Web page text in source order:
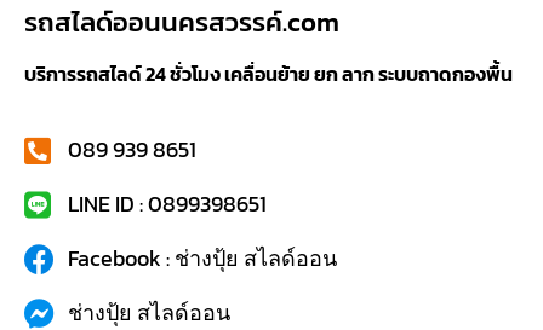
รถสไลด์ออนนครสวรรค์.com
บริการรถสไลด์ 24 ชั่วโมง เคลื่อนย้าย ยก ลาก ระบบถาดกองพื้น
089 939 8651
LINE ID : 0899398651
Facebook : ช่างปุ้ย สไลด์ออน
ช่างปุ้ย สไลด์ออน